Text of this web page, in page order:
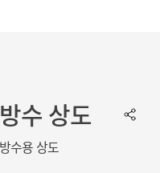
수 상도
수용 상도